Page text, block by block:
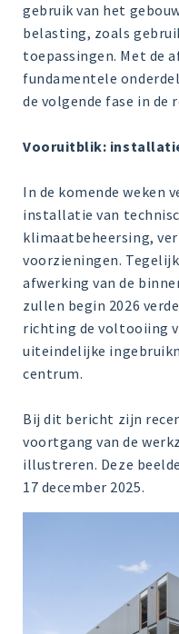
gebruik van het
belasting, zoals
toepassingen. Met de
fundamentele
de volgende fase in de
Vooruitblik:
In de komende weken
installatie van
klimaatbeheersing,
voorzieningen.
afwerking van de
zullen begin 2026
richting de voltooiing
uiteindelijke
centrum.
Bij dit bericht zijn
voortgang van de
illustreren. Deze
17 december 2025.